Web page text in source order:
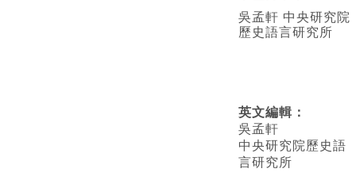
吳孟軒 中央研究院
歷史語言研究所
英文編輯 ：
吳孟軒
中央研究院歷史語
言研究所